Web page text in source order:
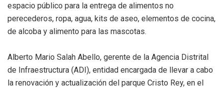
espacio público para la entrega de alimentos no
perecederos, ropa, agua, kits de aseo, elementos de cocina,
de alcoba y alimento para las mascotas.
Alberto Mario Salah Abello, gerente de la Agencia Distrital
de Infraestructura (ADI), entidad encargada de llevar a cabo
la renovación y actualización del parque Cristo Rey, en el